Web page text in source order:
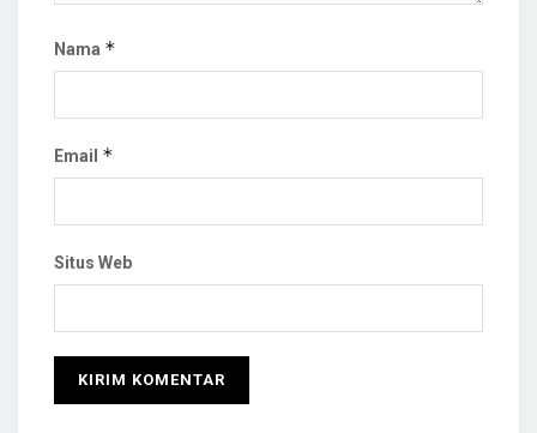
Nama *
Email *
Situs Web